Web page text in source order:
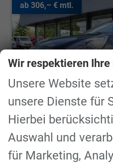
ab 306,– € mtl.
Ford Puma
ST Vollausstattung -29%
Wir respektieren
Unsere Website
unsere Dienste für
Hierbei
Auswahl und
für Marketing,